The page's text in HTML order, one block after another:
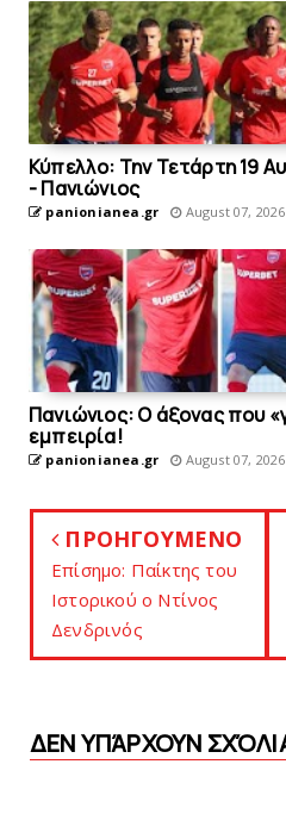
Κύπελλο: Την Τετάρτη 19
- Πανιώνιος
panionianea.gr August 07, 2026
Πανιώνιος: O άξονας που
εμπειρία!
panionianea.gr August 07, 2026
ΠΡΟΗΓΟΥΜΕΝΟ
Eπίσημο: Παίκτης του
Ιστορικού ο Nτίνος
Δενδρινός
ΔΕΝ ΥΠΆΡΧΟΥΝ